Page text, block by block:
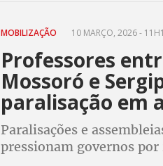
MOBILIZAÇÃO 10 MARÇO, 2026 -
Professores
Mossoró e
paralisação em
Paralisações e
pressionam governos